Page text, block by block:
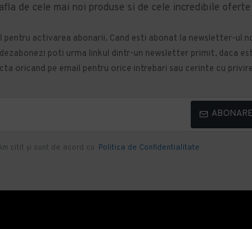
de cele mai noi produse si de cele incredibile oferte
activarea abonarii. Cand esti abonat la newsletter-ul
poti urma linkul dintr-un newsletter primit, daca
oricand pe email pentru orice intrebari sau cerinte cu
ABONARE
citit şi sunt de acord cu Politica de Confidentialitate